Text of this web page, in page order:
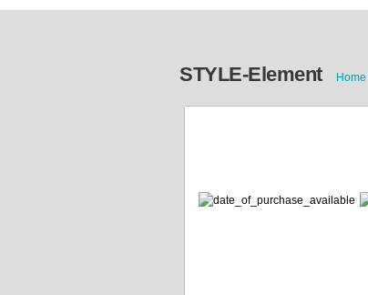
STYLE-Element Home